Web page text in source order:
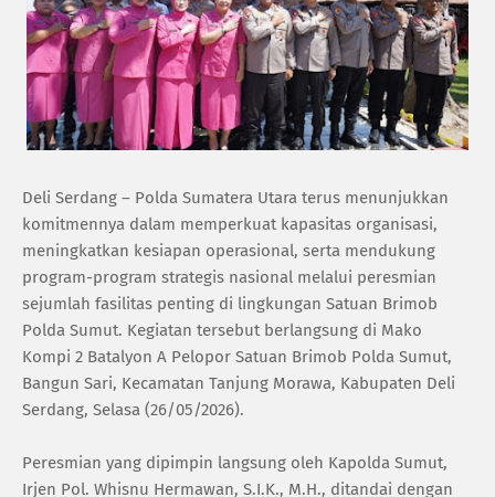
‎Deli Serdang – Polda Sumatera Utara terus menunjukkan
komitmennya dalam memperkuat kapasitas organisasi,
meningkatkan kesiapan operasional, serta mendukung
program-program strategis nasional melalui peresmian
sejumlah fasilitas penting di lingkungan Satuan Brimob
Polda Sumut. Kegiatan tersebut berlangsung di Mako
Kompi 2 Batalyon A Pelopor Satuan Brimob Polda Sumut,
Bangun Sari, Kecamatan Tanjung Morawa, Kabupaten Deli
Serdang, Selasa (26/05/2026).
‎Peresmian yang dipimpin langsung oleh Kapolda Sumut,
Irjen Pol. Whisnu Hermawan, S.I.K., M.H., ditandai dengan